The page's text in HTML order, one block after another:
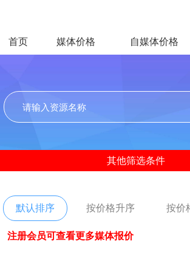
首页 媒体价格 自媒体价格
其他筛选条件
默认排序 按价格升序 按价
注册会员可查看更多媒体报价